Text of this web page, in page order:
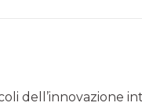
dell’innovazione